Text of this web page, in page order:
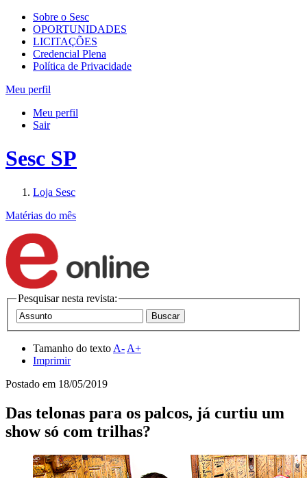
Sobre o Sesc
OPORTUNIDADES
LICITAÇÕES
Credencial Plena
Política de Privacidade
Meu perfil
Meu perfil
Sair
Sesc SP
Loja Sesc
Matérias do mês
Pesquisar nesta revista:
Tamanho do texto A- A+
Imprimir
Postado em 18/05/2019
Das telonas para os palcos, já curtiu um
show só com trilhas?